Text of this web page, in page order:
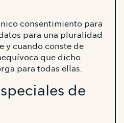
consentimiento para
para una pluralidad
y cuando conste de
que dicho
para todas ellas.
de